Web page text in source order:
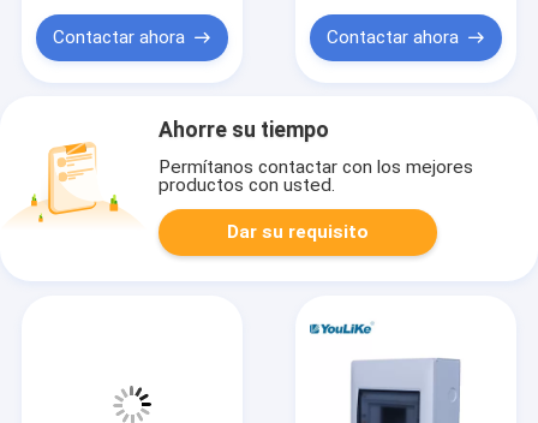
Contactar ahora
del nivel 18 de la
protección IP40
Contactar ahora
Ahorre su tiempo
Permítanos contactar con los mejores
productos con usted.
Dar su requisito